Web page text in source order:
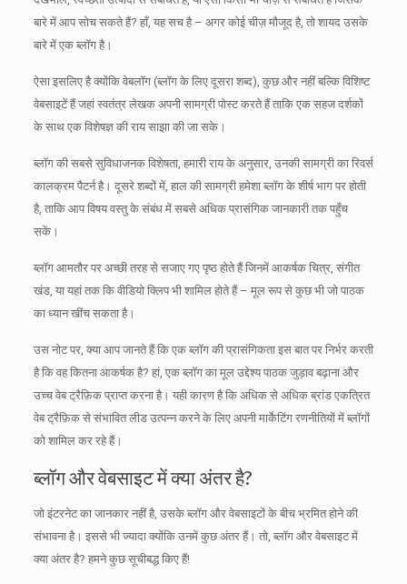
बारे में आप सोच सकते हैं? हाँ, यह सच है – अगर कोई चीज़ मौजूद है, तो शायद उसके
बारे में एक ब्लॉग है।
ऐसा इसलिए है क्योंकि वेबलॉग (ब्लॉग के लिए दूसरा शब्द), कुछ और नहीं बल्कि विशिष्ट
वेबसाइटें हैं जहां स्वतंत्र लेखक अपनी सामग्री पोस्ट करते हैं ताकि एक सहज दर्शकों
के साथ एक विशेषज्ञ की राय साझा की जा सके।
ब्लॉग की सबसे सुविधाजनक विशेषता, हमारी राय के अनुसार, उनकी सामग्री का रिवर्स
कालक्रम पैटर्न है। दूसरे शब्दों में, हाल की सामग्री हमेशा ब्लॉग के शीर्ष भाग पर होती
है, ताकि आप विषय वस्तु के संबंध में सबसे अधिक प्रासंगिक जानकारी तक पहुँच
सकें।
ब्लॉग आमतौर पर अच्छी तरह से सजाए गए पृष्ठ होते हैं जिनमें आकर्षक चित्र, संगीत
खंड, या यहां तक ​​कि वीडियो क्लिप भी शामिल होते हैं – मूल रूप से कुछ भी जो पाठक
का ध्यान खींच सकता है।
उस नोट पर, क्या आप जानते हैं कि एक ब्लॉग की प्रासंगिकता इस बात पर निर्भर करती
है कि वह कितना आकर्षक है? हां, एक ब्लॉग का मूल उद्देश्य पाठक जुड़ाव बढ़ाना और
उच्च वेब ट्रैफ़िक प्राप्त करना है। यही कारण है कि अधिक से अधिक ब्रांड एकत्रित
वेब ट्रैफ़िक से संभावित लीड उत्पन्न करने के लिए अपनी मार्केटिंग रणनीतियों में ब्लॉगों
को शामिल कर रहे हैं।
ब्लॉग और वेबसाइट में क्या अंतर है?
जो इंटरनेट का जानकार नहीं है, उसके ब्लॉग और वेबसाइटों के बीच भ्रमित होने की
संभावना है। इससे भी ज्यादा क्योंकि उनमें कुछ अंतर हैं। तो, ब्लॉग और वेबसाइट में
क्या अंतर है? हमने कुछ सूचीबद्ध किए हैं!